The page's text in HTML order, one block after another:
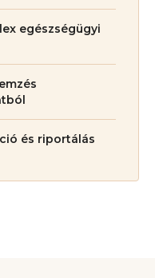
egészségügyi
és riportálás